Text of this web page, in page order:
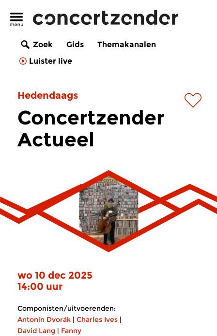
Zoek Gids
Themakanalen
Luister live
Hedendaags
Concertzender
Actueel
wo 10 dec 2025
14:00 uur
Componisten/uitvoerenden:
Antonín Dvorák | Charles Ives |
David Lang | Fanny